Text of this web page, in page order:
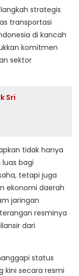
strategis
transportasi
di kancah
komitmen
sektor
Sri
tidak hanya
bagi
tetapi juga
ekonomi daerah
jaringan
resminya
dari
status
kini secara resmi